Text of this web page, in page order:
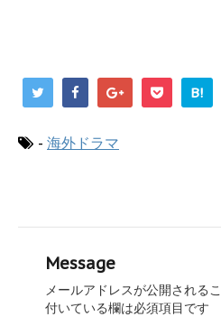
B!
- 海外ドラマ
Message
メールアドレスが公開される
付いている欄は必須項目です